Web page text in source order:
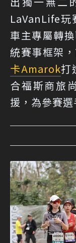
LaVanLife玩
車主專屬轉
統賽事框架
卡Amarok打
合福斯商旅
援，為參賽